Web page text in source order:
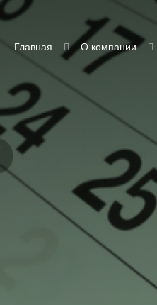
Главная О компании